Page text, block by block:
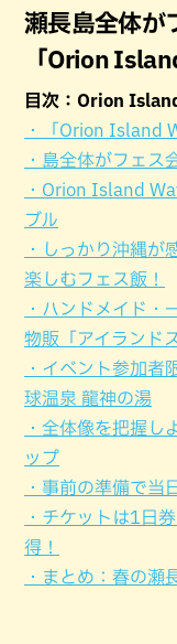
瀬長島全体が
「Orion
目次：Orion
・「Orion Island
・島全体がフェ
・Orion Island
ブル
・しっかり沖縄が
楽しむフェス飯！
・ハンドメイド・
物販「アイランド
・イベント参加者
球温泉 龍神の湯
・全体像を把握
ップ
・事前の準備で
・チケットは1日
得！
・まとめ：春の瀬